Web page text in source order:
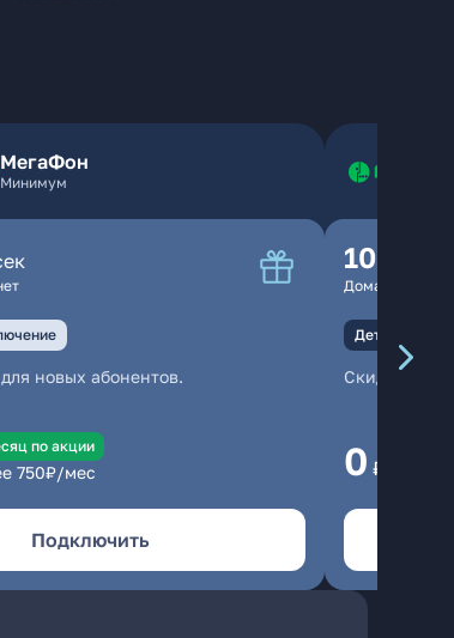
МегаФон
Минимум
новых абонентов.
по акции
750₽/мес
Подключить
100
Домашний
Детали
Скидка
0 ₽/мес